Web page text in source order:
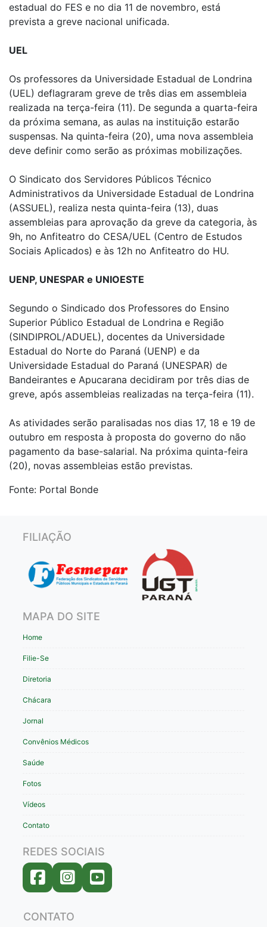
estadual do FES e no dia 11 de novembro, está
prevista a greve nacional unificada.
UEL
Os professores da Universidade Estadual de Londrina
(UEL) deflagraram greve de três dias em assembleia
realizada na terça-feira (11). De segunda a quarta-feira
da próxima semana, as aulas na instituição estarão
suspensas. Na quinta-feira (20), uma nova assembleia
deve definir como serão as próximas mobilizações.
O Sindicato dos Servidores Públicos Técnico
Administrativos da Universidade Estadual de Londrina
(ASSUEL), realiza nesta quinta-feira (13), duas
assembleias para aprovação da greve da categoria, às
9h, no Anfiteatro do CESA/UEL (Centro de Estudos
Sociais Aplicados) e às 12h no Anfiteatro do HU.
UENP, UNESPAR e UNIOESTE
Segundo o Sindicado dos Professores do Ensino
Superior Público Estadual de Londrina e Região
(SINDIPROL/ADUEL), docentes da Universidade
Estadual do Norte do Paraná (UENP) e da
Universidade Estadual do Paraná (UNESPAR) de
Bandeirantes e Apucarana decidiram por três dias de
greve, após assembleias realizadas na terça-feira (11).
As atividades serão paralisadas nos dias 17, 18 e 19 de
outubro em resposta à proposta do governo do não
pagamento da base-salarial. Na próxima quinta-feira
(20), novas assembleias estão previstas.
Fonte: Portal Bonde
FILIAÇÃO
MAPA DO SITE
Home
Filie-Se
Diretoria
Chácara
Jornal
Convênios Médicos
Saúde
Fotos
Vídeos
Contato
REDES SOCIAIS
CONTATO